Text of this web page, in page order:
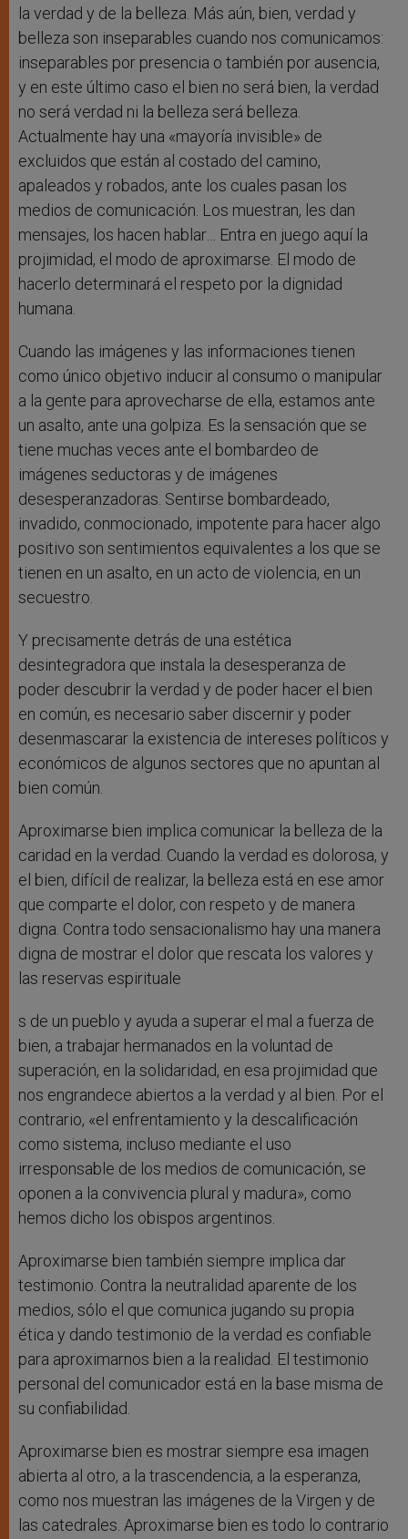
la verdad y de la belleza. Más aún, bien, verdad y
belleza son inseparables cuando nos comunicamos:
inseparables por presencia o también por ausencia,
y en este último caso el bien no será bien, la verdad
no será verdad ni la belleza será belleza.
Actualmente hay una «mayoría invisible» de
excluidos que están al costado del camino,
apaleados y robados, ante los cuales pasan los
medios de comunicación. Los muestran, les dan
mensajes, los hacen hablar… Entra en juego aquí la
projimidad, el modo de aproximarse. El modo de
hacerlo determinará el respeto por la dignidad
humana.
Cuando las imágenes y las informaciones tienen
como único objetivo inducir al consumo o manipular
a la gente para aprovecharse de ella, estamos ante
un asalto, ante una golpiza. Es la sensación que se
tiene muchas veces ante el bombardeo de
imágenes seductoras y de imágenes
desesperanzadoras. Sentirse bombardeado,
invadido, conmocionado, impotente para hacer algo
positivo son sentimientos equivalentes a los que se
tienen en un asalto, en un acto de violencia, en un
secuestro.
Y precisamente detrás de una estética
desintegradora que instala la desesperanza de
poder descubrir la verdad y de poder hacer el bien
en común, es necesario saber discernir y poder
desenmascarar la existencia de intereses políticos y
económicos de algunos sectores que no apuntan al
bien común.
Aproximarse bien implica comunicar la belleza de la
caridad en la verdad. Cuando la verdad es dolorosa, y
el bien, difícil de realizar, la belleza está en ese amor
que comparte el dolor, con respeto y de manera
digna. Contra todo sensacionalismo hay una manera
digna de mostrar el dolor que rescata los valores y
las reservas espirituale
s de un pueblo y ayuda a superar el mal a fuerza de
bien, a trabajar hermanados en la voluntad de
superación, en la solidaridad, en esa projimidad que
nos engrandece abiertos a la verdad y al bien. Por el
contrario, «el enfrentamiento y la descalificación
como sistema, incluso mediante el uso
irresponsable de los medios de comunicación, se
oponen a la convivencia plural y madura», como
hemos dicho los obispos argentinos.
Aproximarse bien también siempre implica dar
testimonio. Contra la neutralidad aparente de los
medios, sólo el que comunica jugando su propia
ética y dando testimonio de la verdad es confiable
para aproximarnos bien a la realidad. El testimonio
personal del comunicador está en la base misma de
su confiabilidad.
Aproximarse bien es mostrar siempre esa imagen
abierta al otro, a la trascendencia, a la esperanza,
como nos muestran las imágenes de la Virgen y de
las catedrales. Aproximarse bien es todo lo contrario